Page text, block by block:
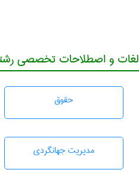
لغات و اصطلاحات تخصصی
حقوق
مديريت جهانگردی